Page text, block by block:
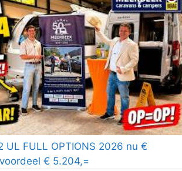
UL FULL OPTIONS 2026 nu €
€ 5.204,=